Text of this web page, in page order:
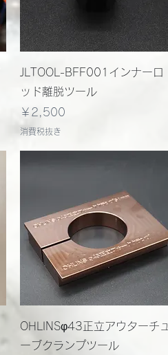
クイックビュー
JLTOOL-BFF001インナーロ
ッド離脱ツール
価格
￥2,500
消費税抜き
クイックビュー
OHLINSφ43正立アウターチュ
ーブクランプツール